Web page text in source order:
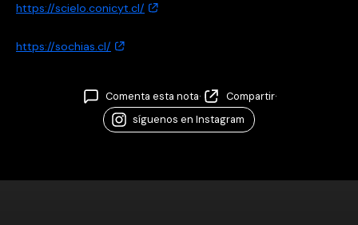
https://scielo.conicyt.cl/
https://sochias.cl/
Comenta esta nota· Compartir·
síguenos en Instagram